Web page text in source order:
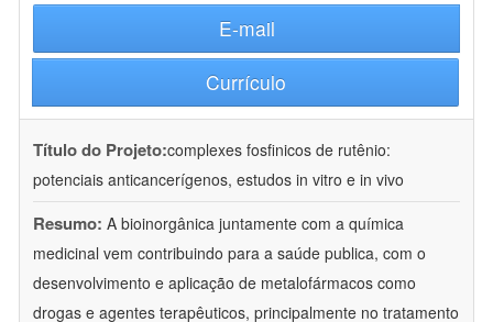
E-mail
Currículo
Título do Projeto:complexes fosfinicos de rutênio:
potenciais anticancerígenos, estudos in vitro e in vivo
Resumo: A bioinorgânica juntamente com a química
medicinal vem contribuindo para a saúde publica, com o
desenvolvimento e aplicação de metalofármacos como
drogas e agentes terapêuticos, principalmente no tratamento